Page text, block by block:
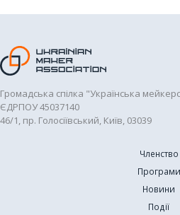
Громадська спілка "Українська
ЄДРПОУ 45037140
46/1, пр. Голосіївський, Київ, 03039
Членство
Програми
Новини
Події